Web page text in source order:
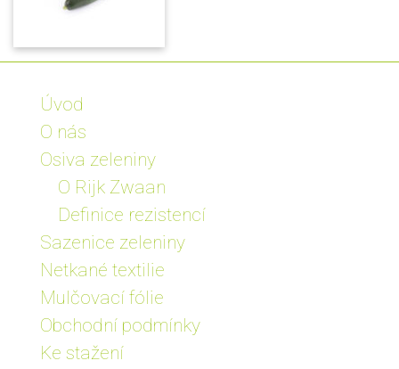
Úvod
O nás
Osiva zeleniny
O Rijk Zwaan
Definice rezistencí
Sazenice zeleniny
Netkané textilie
Mulčovací fólie
Obchodní podmínky
Ke stažení